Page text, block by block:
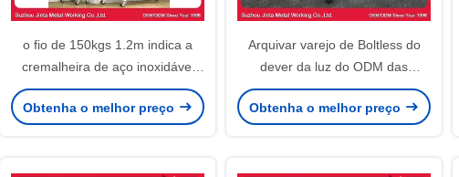
o fio de 150kgs 1.2m indica a
cremalheira de aço inoxidável
arquivando da cozinha do fio do
OEM
Obtenha o melhor preço
Arquivar varejo de Boltless do
dever da luz do ODM das
cremalheiras de fio da BV 2m
Obtenha o melhor preço